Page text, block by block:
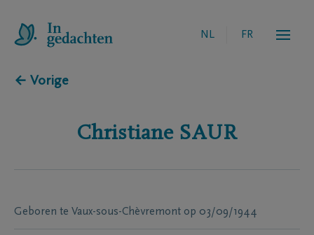
NL FR
← Vorige
Christiane SAUR
Geboren te Vaux-sous-Chèvremont op 03/09/1944